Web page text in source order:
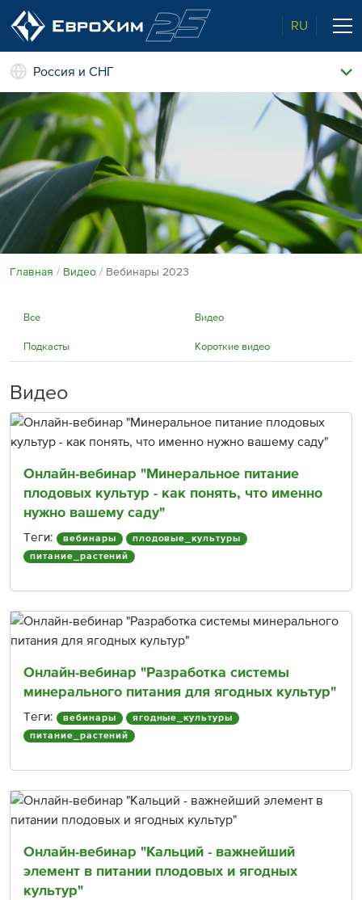
RU
Наши удобрения
О нас
Поддержка и сопровождение
Качество от лидера рынка
Экологичность
Агросервис
Агроэкспертиза
Полевые опыты
Новости и события
Наши контакты
Россия и СНГ
Главная Видео Вебинары 2023
Все Видео
Подкасты Короткие видео
Видео
Онлайн-вебинар "Минеральное питание
плодовых культур - как понять, что именно
нужно вашему саду"
Теги: вебинары
плодовые_культуры
питание_растений
Онлайн-вебинар "Разработка системы
минерального питания для ягодных культур"
Теги: вебинары
ягодные_культуры
питание_растений
Онлайн-вебинар "Кальций - важнейший
элемент в питании плодовых и ягодных
культур"